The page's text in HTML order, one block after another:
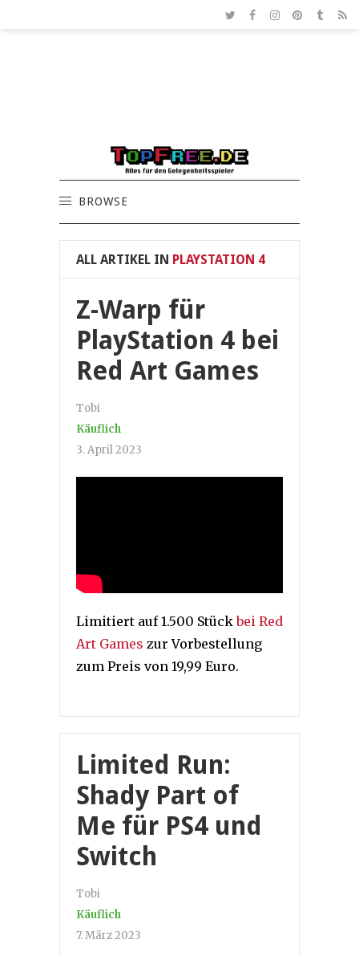
BROWSE
ALL ARTIKEL IN PLAYSTATION 4
Z-Warp für
PlayStation 4 bei
Red Art Games
Tobi
Käuflich
3. April 2023
Limitiert auf 1.500 Stückbei Red
Art Games zur Vorbestellung
zum Preis von 19,99 Euro.
Limited Run:
Shady Part of
Me für PS4 und
Switch
Tobi
Käuflich
7. März 2023